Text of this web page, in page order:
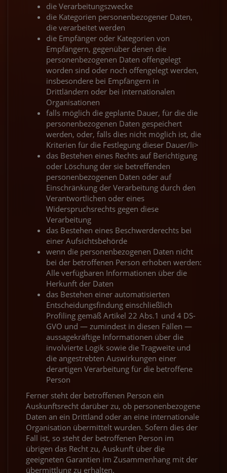
die Verarbeitungszwecke
die Kategorien personenbezogener Daten,
die verarbeitet werden
die Empfänger oder Kategorien von
Empfängern, gegenüber denen die
personenbezogenen Daten offengelegt
worden sind oder noch offengelegt werden,
insbesondere bei Empfängern in
Drittländern oder bei internationalen
Organisationen
falls möglich die geplante Dauer, für die die
personenbezogenen Daten gespeichert
werden, oder, falls dies nicht möglich ist, die
Kriterien für die Festlegung dieser Dauer/li>
das Bestehen eines Rechts auf Berichtigung
oder Löschung der sie betreffenden
personenbezogenen Daten oder auf
Einschränkung der Verarbeitung durch den
Verantwortlichen oder eines
Widerspruchsrechts gegen diese
Verarbeitung
das Bestehen eines Beschwerderechts bei
einer Aufsichtsbehörde
wenn die personenbezogenen Daten nicht
bei der betroffenen Person erhoben werden:
Alle verfügbaren Informationen über die
Herkunft der Daten
das Bestehen einer automatisierten
Entscheidungsfindung einschließlich
Profiling gemäß Artikel 22 Abs.1 und 4 DS-
GVO und — zumindest in diesen Fällen —
aussagekräftige Informationen über die
involvierte Logik sowie die Tragweite und
die angestrebten Auswirkungen einer
derartigen Verarbeitung für die betroffene
Person
Ferner steht der betroffenen Person ein
Auskunftsrecht darüber zu, ob personenbezogene
Daten an ein Drittland oder an eine internationale
Organisation übermittelt wurden. Sofern dies der
Fall ist, so steht der betroffenen Person im
übrigen das Recht zu, Auskunft über die
geeigneten Garantien im Zusammenhang mit der
übermittlung zu erhalten.